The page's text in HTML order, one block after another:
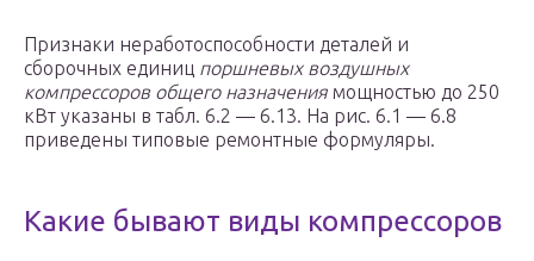
Признаки неработоспособности деталей и
сборочных единиц поршневых воздушных
компрессоров общего назначения мощностью до 250
кВт указаны в табл. 6.2 — 6.13. На рис. 6.1 — 6.8
приведены типовые ремонтные формуляры.
Какие бывают виды компрессоров